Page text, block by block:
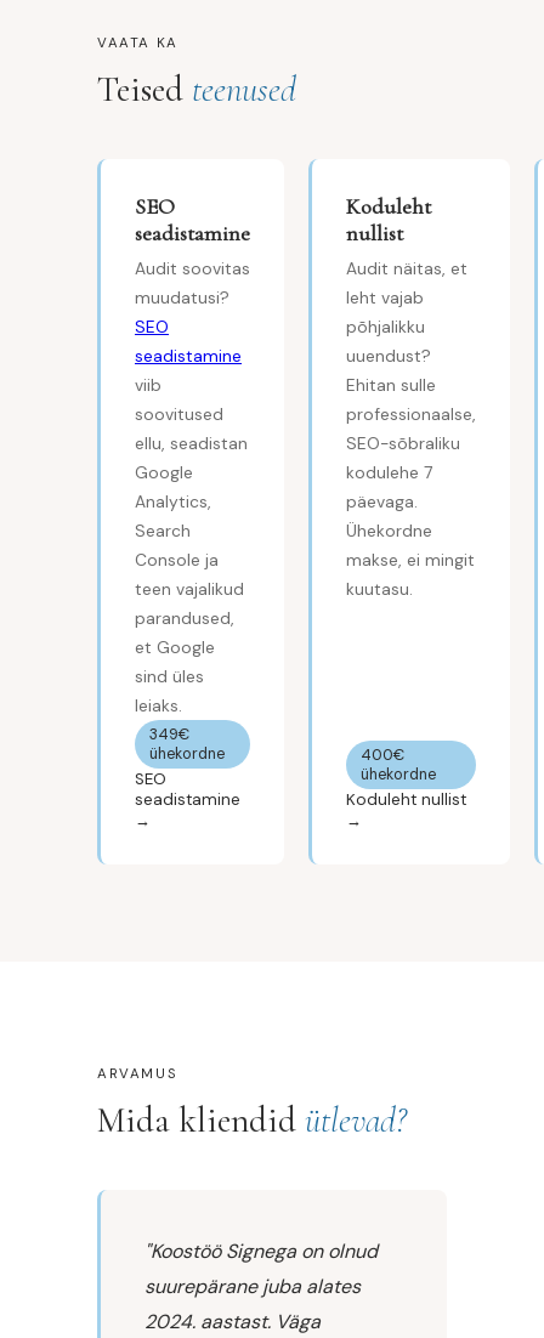
VAATA KA
Teised teenused
SEO
seadistamine
Audit soovitas
muudatusi?
SEO
seadistamine
viib
soovitused
ellu, seadistan
Google
Analytics,
Search
Console ja
teen vajalikud
parandused,
et Google
sind üles
leiaks.
349€
ühekordne
SEO
seadistamine
→
Koduleht
nullist
Audit näitas, et
leht vajab
põhjalikku
uuendust?
Ehitan sulle
professionaalse,
SEO-sõbraliku
kodulehe 7
päevaga.
Ühekordne
makse, ei mingit
kuutasu.
400€
ühekordne
Koduleht nullist
→
ARVAMUS
Mida kliendid ütlevad?
"Koostöö Signega on olnud
suurepärane juba alates
2024. aastast. Väga